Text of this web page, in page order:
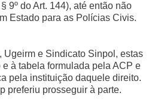
9º do Art. 144), até então não
Estado para as Polícias Civis.
Ugeirm e Sindicato Sinpol, estas
à tabela formulada pela ACP e
pela instituição daquele direito.
preferiu prosseguir à parte.